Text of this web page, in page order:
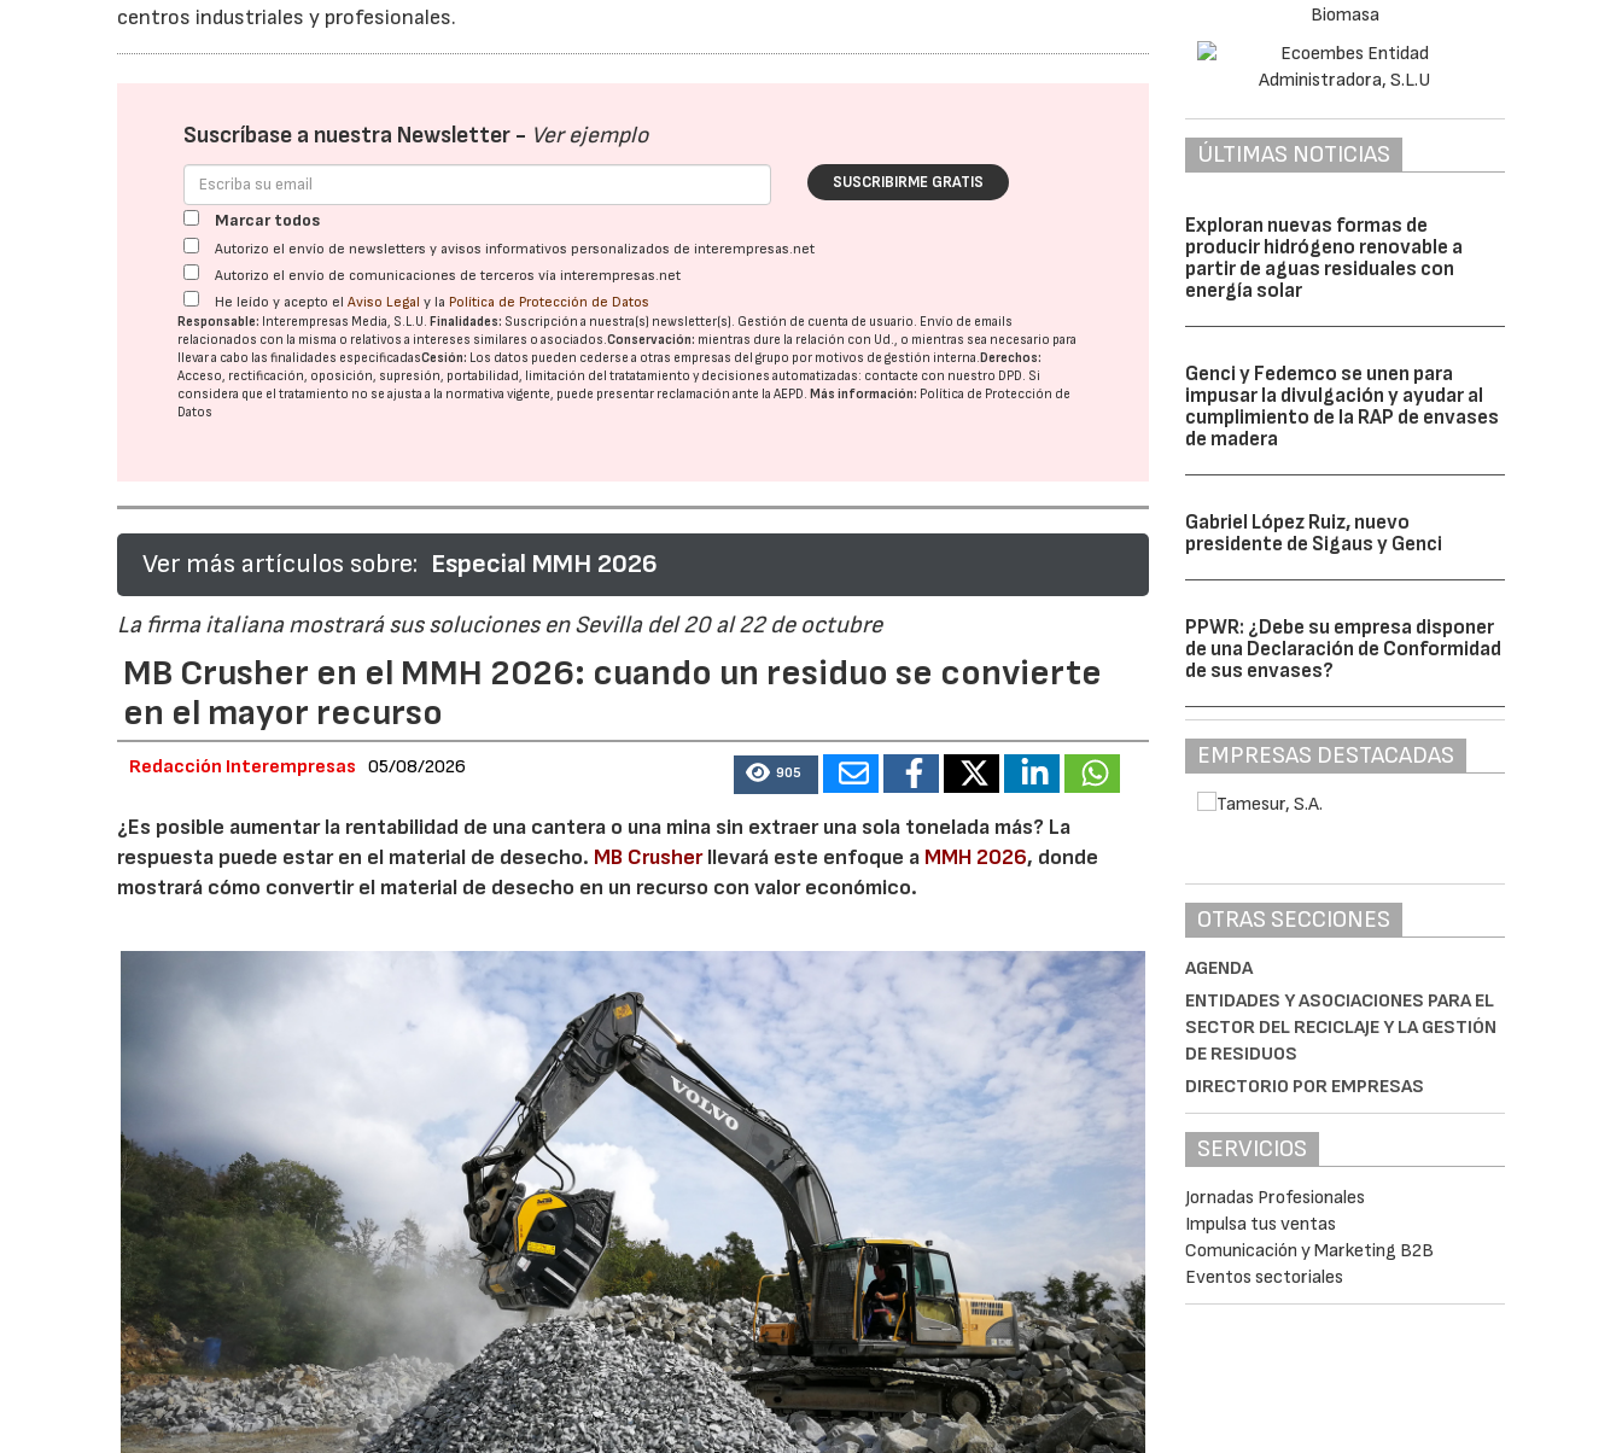
centros industriales y profesionales.
Suscríbase a nuestra Newsletter - Ver ejemplo
SUSCRIBIRME GRATIS
Marcar todos
Autorizo el envío de newsletters y avisos informativos personalizados de interempresas.net
Autorizo el envío de comunicaciones de terceros vía interempresas.net
He leído y acepto elAviso Legal y la Política de Protección de Datos
Responsable: Interempresas Media, S.L.U.Finalidades: Suscripción a nuestra(s) newsletter(s). Gestión de cuenta de usuario. Envío de emails
relacionados con la misma o relativos a intereses similares o asociados.Conservación: mientras dure la relación con Ud., o mientras sea necesario para
llevar a cabo las finalidades especificadasCesión: Los datos pueden cederse a otras empresas del grupo por motivos de gestión interna.Derechos:
Acceso, rectificación, oposición, supresión, portabilidad, limitación del tratatamiento y decisiones automatizadas: contacte con nuestro DPD. Si
considera que el tratamiento no se ajusta a la normativa vigente, puede presentar reclamación ante laAEPD.Más información: Política de Protección de
Datos
Ver más artículos sobre: Especial MMH 2026
La firma italiana mostrará sus soluciones en Sevilla del 20 al 22 de octubre
MB Crusher en el MMH 2026: cuando un residuo se convierte
en el mayor recurso
Redacción Interempresas 05/08/2026 905
¿Es posible aumentar la rentabilidad de una cantera o una mina sin extraer una sola tonelada más? La
respuesta puede estar en el material de desecho. MB Crusherllevará este enfoque a MMH 2026, donde
mostrará cómo convertir el material de desecho en un recurso con valor económico.
ÚLTIMAS NOTICIAS
Exploran nuevas formas de
producir hidrógeno renovable a
partir de aguas residuales con
energía solar
Genci y Fedemco se unen para
impusar la divulgación y ayudar al
cumplimiento de la RAP de envases
de madera
Gabriel López Ruiz, nuevo
presidente de Sigaus y Genci
PPWR: ¿Debe su empresa disponer
de una Declaración de Conformidad
de sus envases?
EMPRESAS DESTACADAS
OTRAS SECCIONES
AGENDA
ENTIDADES Y ASOCIACIONES PARA EL
SECTOR DEL RECICLAJE Y LA GESTIÓN
DE RESIDUOS
DIRECTORIO POR EMPRESAS
SERVICIOS
Jornadas Profesionales
Impulsa tus ventas
Comunicación y Marketing B2B
Eventos sectoriales